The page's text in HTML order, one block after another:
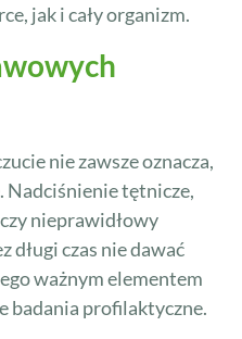
jak i cały organizm.
nie zawsze oznacza,
Nadciśnienie tętnicze,
nieprawidłowy
długi czas nie dawać
ważnym elementem
badania profilaktyczne.